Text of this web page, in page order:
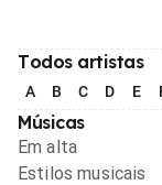
Todos artistas
A B C D E
Músicas
Em alta
Estilos musicais